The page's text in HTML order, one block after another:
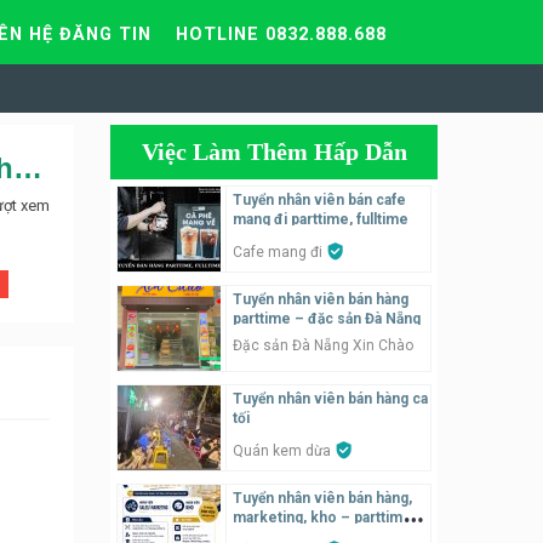
HỆ ĐĂNG TIN HOTLINE 0832.888.688
Coffee nhà hàng cơm trưa VP và cafe cần tuyển nhân viên phục vụ, bếp
xem
Việc Làm Thêm Hấp Dẫn
Tuyển nhân viên bán cafe
mang đi parttime, fulltime
Cafe mang đi
Tuyển nhân viên bán hàng
parttime – đặc sản Đà Nẵng
Đặc sản Đà Nẵng Xin Chào
Tuyển nhân viên bán hàng ca
tối
Quán kem dừa
Tuyển nhân viên bán hàng,
marketing, kho – parttime,